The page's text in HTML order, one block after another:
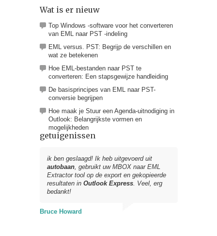
Wat is er nieuw
Top Windows -software voor het converteren
van EML naar PST -indeling
EML versus. PST: Begrijp de verschillen en
wat ze betekenen
Hoe EML-bestanden naar PST te
converteren: Een stapsgewijze handleiding
De basisprincipes van EML naar PST-
conversie begrijpen
Hoe maak je Stuur een Agenda-uitnodiging in
Outlook: Belangrijkste vormen en
mogelijkheden
getuigenissen
ik ben geslaagd! Ik heb uitgevoerd uit
autobaan, gebruikt uw MBOX naar EML
Extractortool op de export en gekopieerde
resultaten in Outlook Express. Veel, erg
bedankt!
Bruce Howard